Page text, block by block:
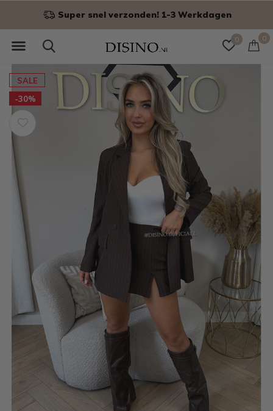
0 0
Super snel verzonden! 1-3 Werkdagen
SALE
-30%